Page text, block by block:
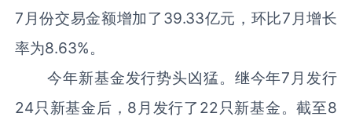
7月份交易金额增加了39.33亿元，环比7月增长
率为8.63%。
今年新基金发行势头凶猛。继今年7月发行
24只新基金后，8月发行了22只新基金。截至8